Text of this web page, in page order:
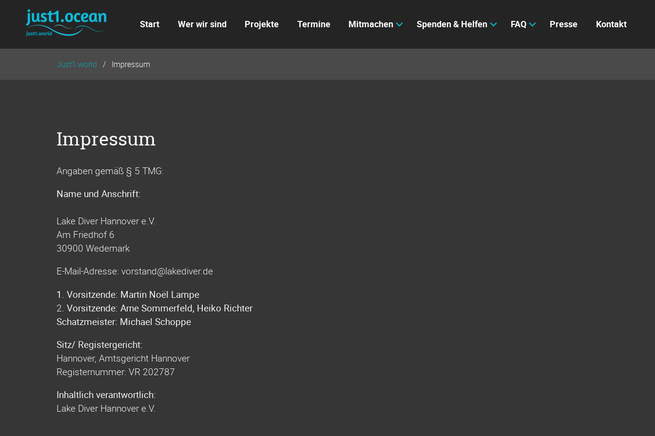
Navigation
überspringen
Start Wer wir sind Projekte Termine Mitmachen Spenden & Helfen FAQ Presse Kontakt
Just1.world Impressum
Impressum
Angaben gemäß § 5 TMG:
Name und Anschrift:
Lake Diver Hannover e.V.
Am Friedhof 6
30900 Wedemark
E-Mail-Adresse: vorstand@lakediver.de
1. Vorsitzende: Martin Noël Lampe
2. Vorsitzende: Arne Sommerfeld, Heiko Richter
Schatzmeister: Michael Schoppe
Sitz/ Registergericht:
Hannover, Amtsgericht Hannover
Registernummer: VR 202787
Inhaltlich verantwortlich:
Lake Diver Hannover e.V.